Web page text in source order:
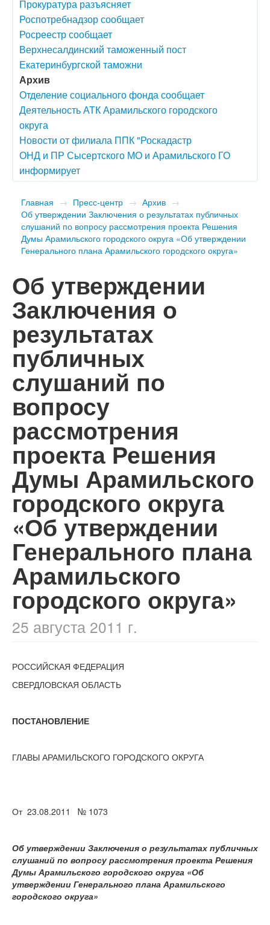
Прокуратура разъясняет
Роспотребнадзор сообщает
Росреестр сообщает
Верхнесалдинский таможенный пост
Екатеринбургской таможни
Архив
Отделение социального фонда сообщает
Деятельность АТК Арамильского городского
округа
Новости от филиала ППК "Роскадастр
ОНД и ПР Сысертского МО и Арамильского ГО
информирует
Главная → Пресс-центр → Архив →
Об утверждении Заключения о результатах публичных
слушаний по вопросу рассмотрения проекта Решения
Думы Арамильского городского округа «Об утверждении
Генерального плана Арамильского городского округа»
Об утверждении
Заключения о
результатах
публичных
слушаний по
вопросу
рассмотрения
проекта Решения
Думы Арамильского
городского округа
«Об утверждении
Генерального плана
Арамильского
городского округа»
25 августа 2011 г.
РОССИЙСКАЯ ФЕДЕРАЦИЯ
СВЕРДЛОВСКАЯ ОБЛАСТЬ
ПОСТАНОВЛЕНИЕ
ГЛАВЫ АРАМИЛЬСКОГО ГОРОДСКОГО ОКРУГА
От 23.08.2011 № 1073
Об утверждении Заключения о результатах публичных
слушаний по вопросу рассмотрения проекта Решения
Думы Арамильского городского округа «Об
утверждении Генерального плана Арамильского
городского округа»